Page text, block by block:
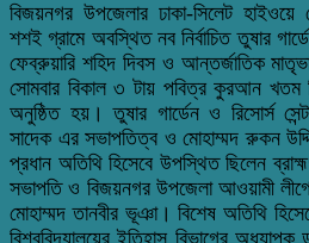
বিজয়নগর উপজেলার ঢাকা-সিলেট
শশই গ্রামে অবস্থিত নব নির্বাচিত তুষার
ফেব্রুয়ারি শহিদ দিবস ও আন্তর্জাতিক
সোমবার বিকাল ৩ টায় পবিত্র কুরআন খতম
অনুষ্ঠিত হয়। তুষার গার্ডেন ও রিসোর্স
সাদেক এর সভাপতিত্ব ও মোহাম্মদ রুকন
প্রধান অতিথি হিসেবে উপস্থিত ছিলেন
সভাপতি ও বিজয়নগর উপজেলা আওয়ামী
মোহাম্মদ তানবীর ভূঞা। বিশেষ অতিথি
বিশ্ববিদ্যালয়ের ইতিহাস বিভাগের